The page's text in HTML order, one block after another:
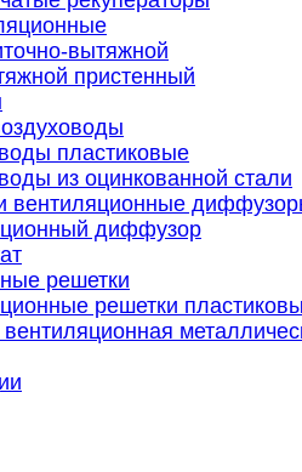
вытяжной
пристенный
пластиковые
из оцинкованной стали
вентиляционные
диффузор
решетки
решетки